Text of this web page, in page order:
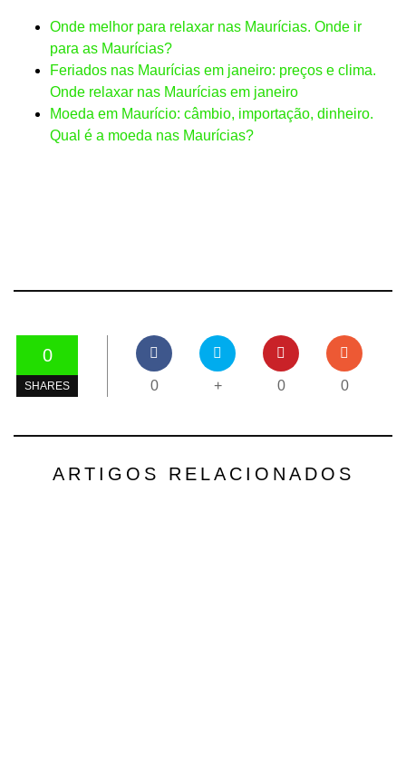
Onde melhor para relaxar nas Maurícias. Onde ir
para as Maurícias?
Feriados nas Maurícias em janeiro: preços e clima.
Onde relaxar nas Maurícias em janeiro
Moeda em Maurício: câmbio, importação, dinheiro.
Qual é a moeda nas Maurícias?
0
SHARES 0 + 0 0
ARTIGOS RELACIONADOS